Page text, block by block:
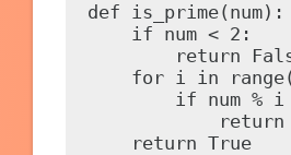
def is_prime(num):
    if num < 2:
return
for i in
if num % i
return
    return True